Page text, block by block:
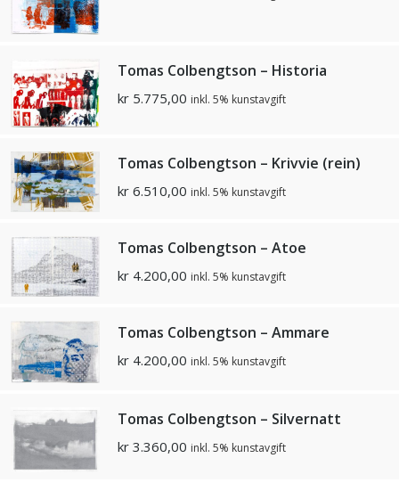
Tomas Colbengtson – Historia
kr 5.775,00 inkl. 5% kunstavgift
Tomas Colbengtson – Krivvie (rein)
kr 6.510,00 inkl. 5% kunstavgift
Tomas Colbengtson – Atoe
kr 4.200,00 inkl. 5% kunstavgift
Tomas Colbengtson – Ammare
kr 4.200,00 inkl. 5% kunstavgift
Tomas Colbengtson – Silvernatt
kr 3.360,00 inkl. 5% kunstavgift